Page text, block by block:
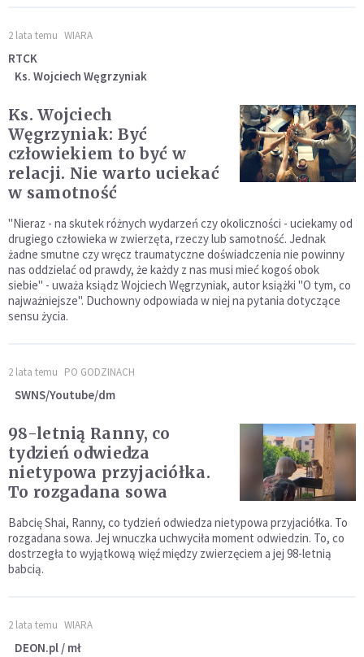
2 lata temu WIARA
RTCK
Ks. Wojciech Węgrzyniak
Ks. Wojciech
Węgrzyniak: Być
człowiekiem to być w
relacji. Nie warto uciekać
w samotność
"Nieraz - na skutek różnych wydarzeń czy okoliczności - uciekamy od
drugiego człowieka w zwierzęta, rzeczy lub samotność. Jednak
żadne smutne czy wręcz traumatyczne doświadczenia nie powinny
nas oddzielać od prawdy, że każdy z nas musi mieć kogoś obok
siebie" - uważa ksiądz Wojciech Węgrzyniak, autor książki "O tym, co
najważniejsze". Duchowny odpowiada w niej na pytania dotyczące
sensu życia.
2 lata temu PO GODZINACH
SWNS/Youtube/dm
98-letnią Ranny, co
tydzień odwiedza
nietypowa przyjaciółka.
To rozgadana sowa
Babcię Shai, Ranny, co tydzień odwiedza nietypowa przyjaciółka. To
rozgadana sowa. Jej wnuczka uchwyciła moment odwiedzin. To, co
dostrzegła to wyjątkową więź między zwierzęciem a jej 98-letnią
babcią.
2 lata temu WIARA
DEON.pl / mł